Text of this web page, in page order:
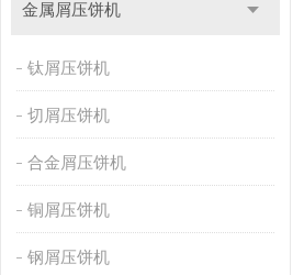
金属屑压饼机
钛屑压饼机
切屑压饼机
合金屑压饼机
铜屑压饼机
钢屑压饼机